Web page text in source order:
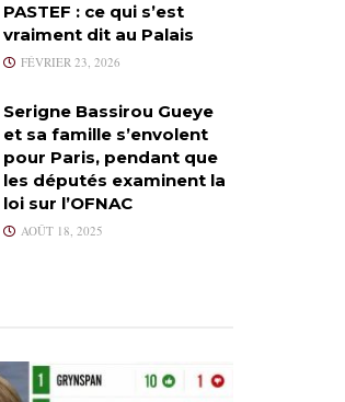
PASTEF : ce qui s’est
vraiment dit au Palais
FÉVRIER 23, 2026
Serigne Bassirou Gueye
et sa famille s’envolent
pour Paris, pendant que
les députés examinent la
loi sur l’OFNAC
AOÛT 18, 2025